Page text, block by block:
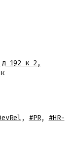
д 192 к 2,
, #PR, #HR-